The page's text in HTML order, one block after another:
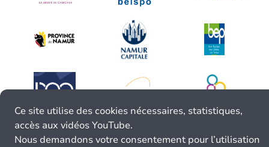
Ce site utilise des cookies nécessaires, statistiques,
accès aux vidéos YouTube.
Nous demandons votre consentement pour l’utilisation